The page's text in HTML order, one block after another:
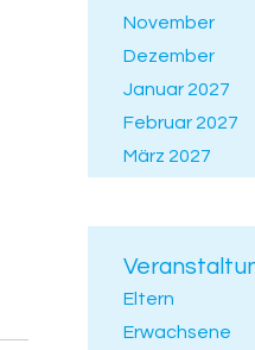
November
Dezember
Januar 2027
Februar 2027
März 2027
Mai 2027
Juni 2027
Juli 2027
Eltern
Erwachsene